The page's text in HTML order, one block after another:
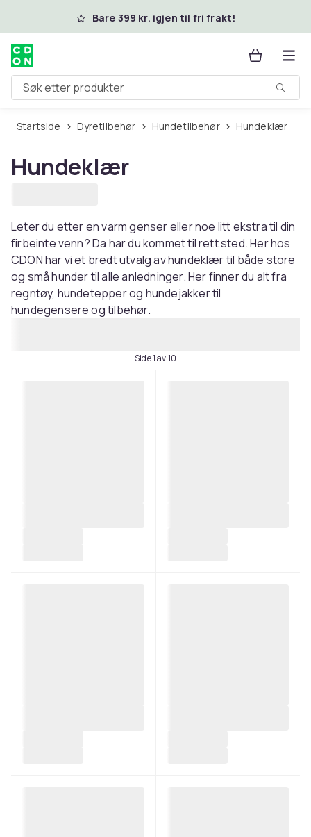
Hopp til hovedinnholdBare 399 kr. igjen til fri frakt!
Søk etter produkter
Startside Dyretilbehør Hundetilbehør Hundeklær
Hundeklær
Leter du etter en varm genser eller noe litt ekstra til din
firbeinte venn? Da har du kommet til rett sted. Her hos
CDON har vi et bredt utvalg av hundeklær til både store
og små hunder til alle anledninger. Her finner du alt fra
regntøy, hundetepper og hundejakker til
hundegensere og tilbehør.
Side 1 av 10